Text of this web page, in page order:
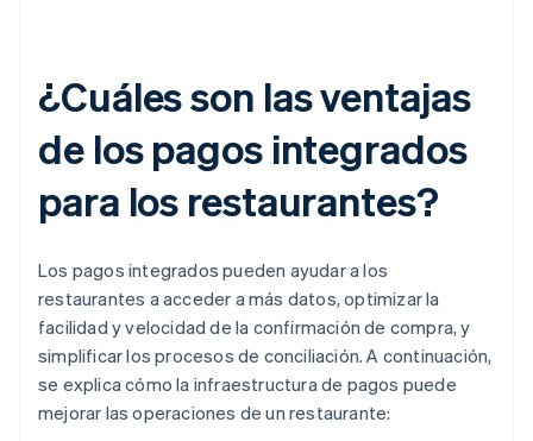
¿Cuáles son las ventajas
de los pagos integrados
para los restaurantes?
Los pagos integrados pueden ayudar a los
restaurantes a acceder a más datos, optimizar la
facilidad y velocidad de la confirmación de compra, y
simplificar los procesos de conciliación. A continuación,
se explica cómo la infraestructura de pagos puede
mejorar las operaciones de un restaurante: